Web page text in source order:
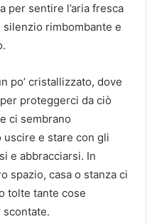
per sentire l’aria fresca
rimbombante e
po’ cristallizzato, dove
proteggerci da ciò
ci sembrano
uscire e stare con gli
e abbracciarsi. In
spazio, casa o stanza ci
tolte tante cose
scontate.